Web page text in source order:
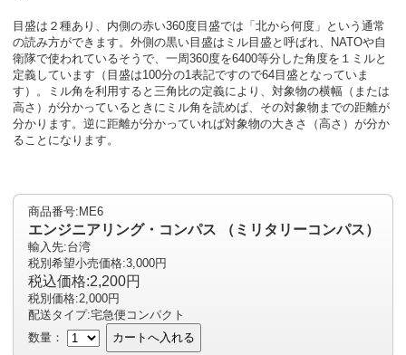
目盛は２種あり、内側の赤い360度目盛では「北から何度」という通常
の読み方ができます。外側の黒い目盛はミル目盛と呼ばれ、NATOや自
衛隊で使われているそうで、一周360度を6400等分した角度を１ミルと
定義しています（目盛は100分の1表記ですので64目盛となっていま
す）。ミル角を利用すると三角比の定義により、対象物の横幅（または
高さ）が分かっているときにミル角を読めば、その対象物までの距離が
分かります。逆に距離が分かっていれば対象物の大きさ（高さ）が分か
ることになります。
商品番号:ME6
エンジニアリング・コンパス （ミリタリーコンパス）
輸入先:台湾
税別希望小売価格:3,000円
税込価格:2,200円
税別価格:2,000円
配送タイプ:宅急便コンパクト
数量：
カートへ入れる